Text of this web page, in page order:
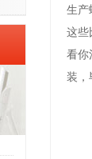
生产
这些
看你
装，